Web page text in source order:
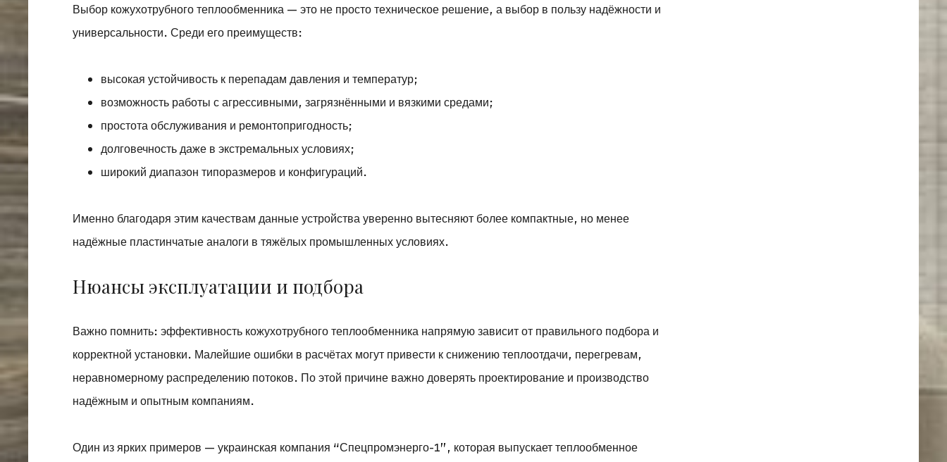
Выбор кожухотрубного теплообменника — это не просто техническое решение, а выбор в пользу надёжности и
универсальности. Среди его преимуществ:
высокая устойчивость к перепадам давления и температур;
возможность работы с агрессивными, загрязнёнными и вязкими средами;
простота обслуживания и ремонтопригодность;
долговечность даже в экстремальных условиях;
широкий диапазон типоразмеров и конфигураций.
Именно благодаря этим качествам данные устройства уверенно вытесняют более компактные, но менее
надёжные пластинчатые аналоги в тяжёлых промышленных условиях.
Нюансы эксплуатации и подбора
Важно помнить: эффективность кожухотрубного теплообменника напрямую зависит от правильного подбора и
корректной установки. Малейшие ошибки в расчётах могут привести к снижению теплоотдачи, перегревам,
неравномерному распределению потоков. По этой причине важно доверять проектирование и производство
надёжным и опытным компаниям.
Один из ярких примеров — украинская компания “Спецпромэнерго-1”, которая выпускает теплообменное